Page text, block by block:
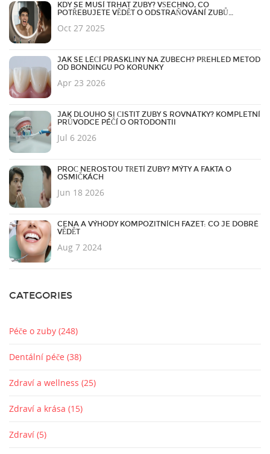
KDY SE MUSÍ TRHAT ZUBY? VŠECHNO, CO
POTŘEBUJETE VĚDĚT O ODSTRAŇOVÁNÍ ZUBŮ
Oct 27 2025
JAK SE LÉČÍ PRASKLINY NA ZUBECH? PŘEHLED METOD
OD BONDINGU PO KORUNKY
Apr 23 2026
JAK DLOUHO SI ČISTIT ZUBY S ROVNÁTKY? KOMPLETNÍ
PRŮVODCE PÉČÍ O ORTODONTII
Jul 6 2026
PROČ NEROSTOU TŘETÍ ZUBY? MÝTY A FAKTA O
OSMIČKÁCH
Jun 18 2026
CENA A VÝHODY KOMPOZITNÍCH FAZET: CO JE DOBRÉ
VĚDĚT
Aug 7 2024
CATEGORIES
Péče o zuby (248)
Dentální péče (38)
Zdraví a wellness (25)
Zdraví a krása (15)
Zdraví (5)